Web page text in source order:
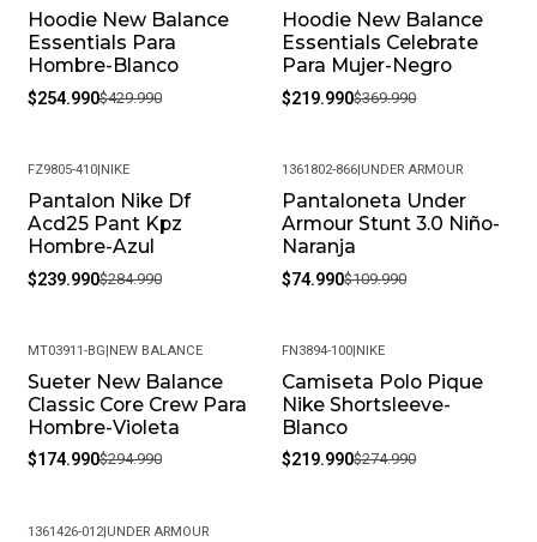
-41%
Hoodie New Balance
Essentials Para
Hombre-Blanco
$254.990$429.990
-41%
Hoodie New Balance
Essentials Celebrate
Para Mujer-Negro
$219.990$369.990
-16%
FZ9805-410| NIKE
Pantalon Nike Df
Acd25 Pant Kpz
Hombre-Azul
$239.990$284.990
-32%
1361802-866 UNDER ARMOUR
Pantaloneta Under
Armour Stunt 3.0 Niño-
Naranja
$74.990$109.990
-41%
MT03911-BG NEW BALANCE
Sueter New Balance
Classic Core Crew Para
Hombre-Violeta
$174.990$294.990
-20%
FN3894-100 NIKE
Camiseta Polo Pique
Nike Shortsleeve-
Blanco
$219.990$274.990
1361426-012| UNDER ARMOUR